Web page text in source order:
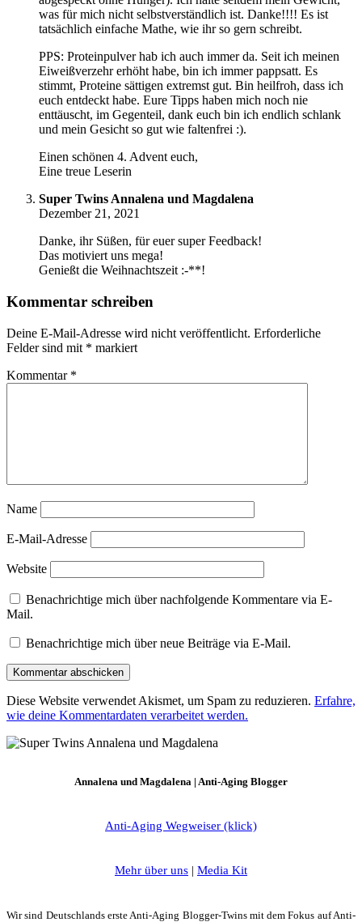
was für mich nicht selbstverständlich ist. Danke!!!! Es ist
tatsächlich einfache Mathe, wie ihr so gern schreibt.
PPS: Proteinpulver hab ich auch immer da. Seit ich meinen
Eiweißverzehr erhöht habe, bin ich immer pappsatt. Es
stimmt, Proteine sättigen extremst gut. Bin heilfroh, dass ich
euch entdeckt habe. Eure Tipps haben mich noch nie
enttäuscht, im Gegenteil, dank euch bin ich endlich schlank
und mein Gesicht so gut wie faltenfrei :).
Einen schönen 4. Advent euch,
Eine treue Leserin
Super Twins Annalena und Magdalena
Dezember 21, 2021
Danke, ihr Süßen, für euer super Feedback!
Das motiviert uns mega!
Genießt die Weihnachtszeit :-**!
Kommentar schreiben
Deine E-Mail-Adresse wird nicht veröffentlicht. Erforderliche
Felder sind mit * markiert
Kommentar *
Name
E-Mail-Adresse
Website
Benachrichtige mich über nachfolgende Kommentare via E-
Mail.
Benachrichtige mich über neue Beiträge via E-Mail.
Diese Website verwendet Akismet, um Spam zu reduzieren. Erfahre,
wie deine Kommentardaten verarbeitet werden.
Annalena und Magdalena | Anti-Aging Blogger
Anti-Aging Wegweiser (klick)
Mehr über uns | Media Kit
Wir sind Deutschlands erste Anti-Aging Blogger-Twins mit dem Fokus auf Anti-